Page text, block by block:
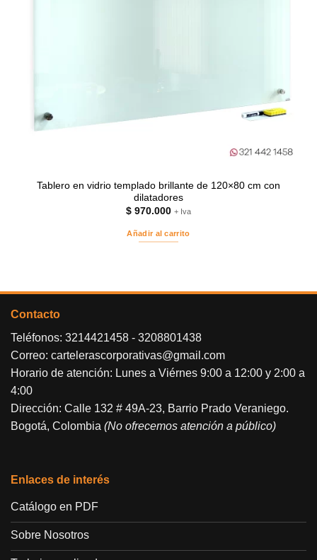
Tablero en vidrio templado brillante de 120×80 cm con
dilatadores
$ 970.000 + Iva
Añadir al carrito
Contacto
Teléfonos: 3214421458 - 3208801438
Correo: cartelerascorporativas@gmail.com
Horario de atención: Lunes a Viérnes 9:00 a 12:00 y 2:00 a
4:00
Dirección: Calle 132 # 49A-23, Barrio Prado Veraniego.
Bogotá, Colombia (No ofrecemos atención a público)
Enlaces de interés
Catálogo en PDF
Sobre Nosotros